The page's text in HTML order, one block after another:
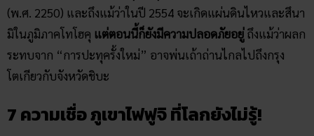
(พ.ศ. 2250) และถึงแม้ว่าในปี 2554 จะเกิดแผ่นดินไหวและสึนา
มิในภูมิภาคโทโฮคุ แต่ตอนนี้ก็ยังมีความปลอดภัยอยู่ถึงแม้ว่าผลก
ระทบจาก “การปะทุครั้งใหม่” อาจพ่นเถ้าถ่านไกลไปถึงกรุง
โตเกียวกับจังหวัดชิบะ
7 ความเชื่อ ภูเขาไฟฟูจิ ที่โลกยังไม่รู้!